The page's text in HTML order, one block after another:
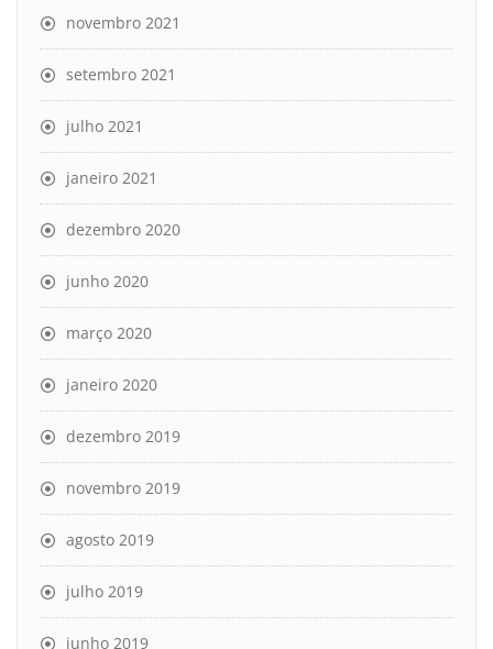
novembro 2021
setembro 2021
julho 2021
janeiro 2021
dezembro 2020
junho 2020
março 2020
janeiro 2020
dezembro 2019
novembro 2019
agosto 2019
julho 2019
junho 2019